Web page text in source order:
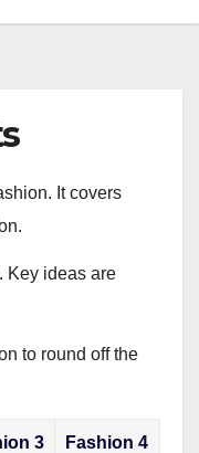
It covers
Key ideas are
to round off the
3 Fashion 4